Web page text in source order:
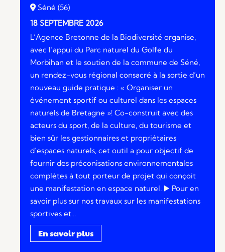
Séné (56)
18 SEPTEMBRE 2026
L’Agence Bretonne de la Biodiversité organise,
avec l’appui du Parc naturel du Golfe du
Morbihan et le soutien de la commune de Séné,
un rendez-vous régional consacré à la sortie d’un
nouveau guide pratique : « Organiser un
événement sportif ou culturel dans les espaces
naturels de Bretagne »! Co-construit avec des
acteurs du sport, de la culture, du tourisme et
bien sûr les gestionnaires et propriétaires
d’espaces naturels, cet outil a pour objectif de
fournir des préconisations environnementales
complètes à tout porteur de projet qui conçoit
une manifestation en espace naturel. ▶️​ Pour en
savoir plus sur nos travaux sur les manifestations
sportives et…
En savoir plus